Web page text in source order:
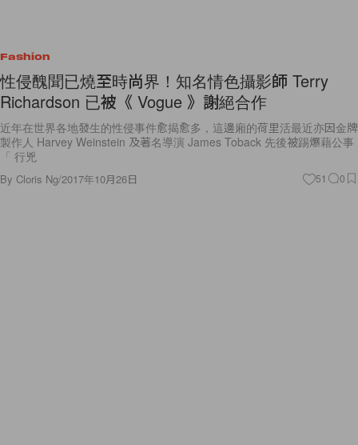
Fashion
性侵醜聞已燒至時尚界！知名情色攝影師 Terry
Richardson 已被《 Vogue 》謝絕合作
近年在世界各地發生的性侵事件愈揭愈多，這邊廂的荷里活最近亦因金牌
製作人 Harvey Weinstein 及著名導演 James Toback 先後被踢爆藉公事
「 行兇
By Cloris Ng/2017年10月26日 51 0